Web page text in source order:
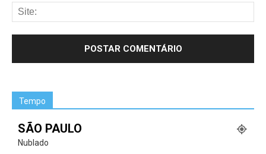
Tempo
SÃO PAULO
Nublado